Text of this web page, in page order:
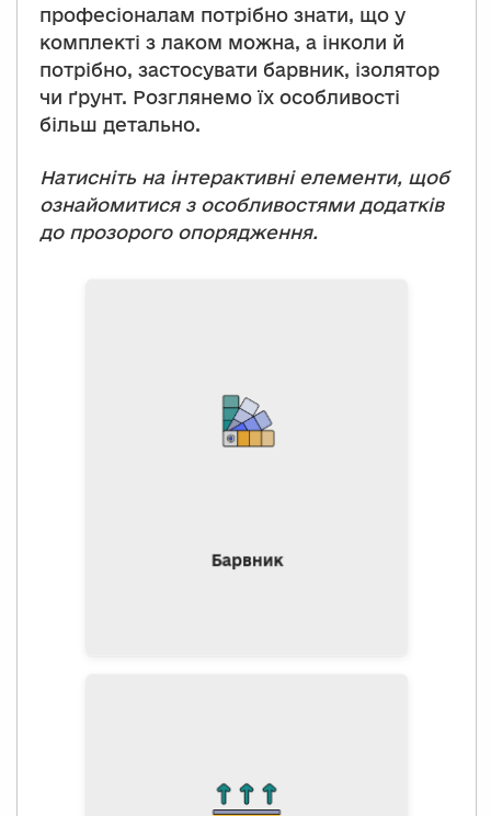
професіоналам потрібно знати, що у
комплекті з лаком можна, а інколи й
потрібно, застосувати барвник, ізолятор
чи ґрунт. Розглянемо їх особливості
більш детально.
Натисніть на інтерактивні елементи, щоб
ознайомитися з особливостями додатків
до прозорого опорядження.
Барвник
Застосовують для надання
Рекомендується наносити